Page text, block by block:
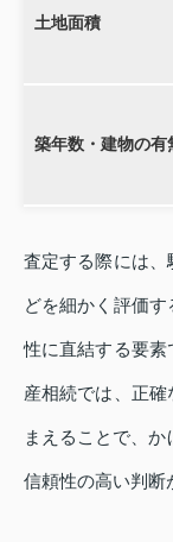
土地面積
築年数・建物の有
査定する際には
どを細かく評価
性に直結する要
産相続では、正
まえることで、
信頼性の高い判断